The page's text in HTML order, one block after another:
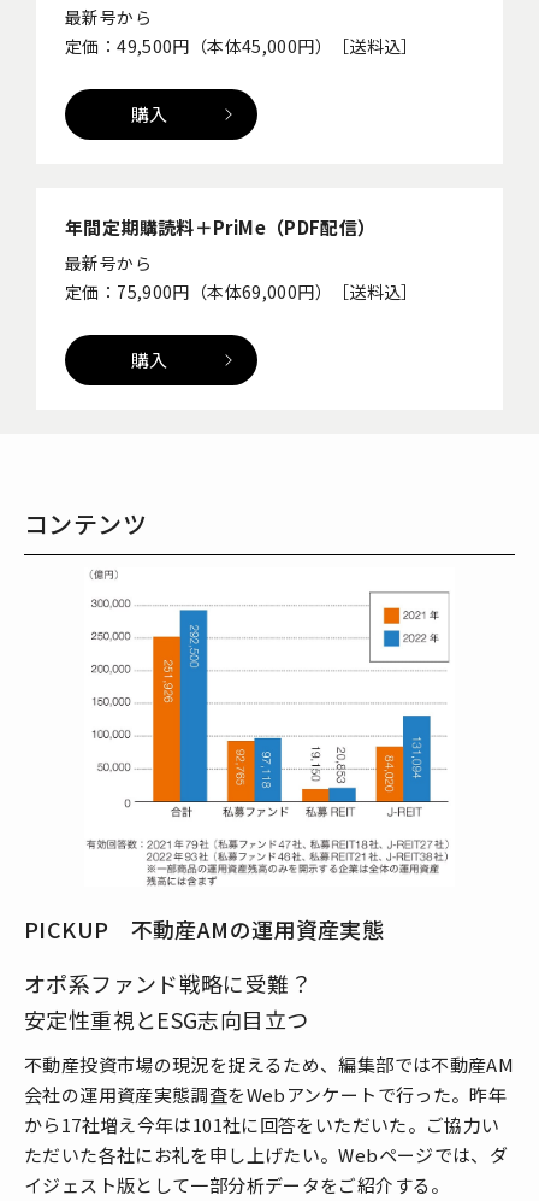
最新号から
定価：49,500円（本体45,000円）［送料込］
購入
年間定期購読料＋PriMe（PDF配信）
最新号から
定価：75,900円（本体69,000円）［送料込］
購入
コンテンツ
PICKUP 不動産AMの運用資産実態
オポ系ファンド戦略に受難？
安定性重視とESG志向目立つ
不動産投資市場の現況を捉えるため、編集部では不動産AM
会社の運用資産実態調査をWebアンケートで行った。昨年
から17社増え今年は101社に回答をいただいた。ご協力い
ただいた各社にお礼を申し上げたい。Webページでは、ダ
イジェスト版として一部分析データをご紹介する。